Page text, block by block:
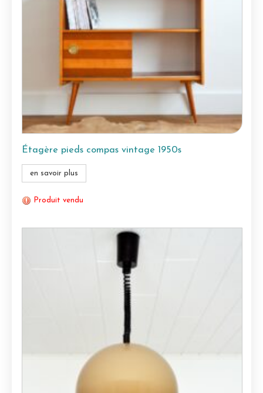
Étagère pieds compas vintage 1950s
en savoir plus
Produit vendu